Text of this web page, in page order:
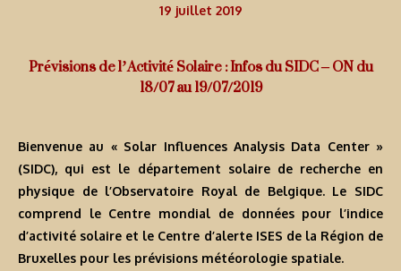
19 juillet 2019
Prévisions de l’Activité Solaire : Infos du SIDC – ON du
18/07 au 19/07/2019
Bienvenue au « Solar Influences Analysis Data Center »
(SIDC), qui est le département solaire de recherche en
physique de l’Observatoire Royal de Belgique. Le SIDC
comprend le Centre mondial de données pour l’indice
d’activité solaire et le Centre d’alerte ISES de la Région de
Bruxelles pour les prévisions météorologie spatiale.